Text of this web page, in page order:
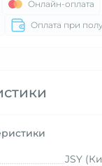
Онлайн-оплата
Оплата при
JSY